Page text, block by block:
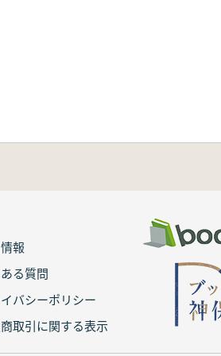
報
る質問
バシーポリシー
取引に関する表示